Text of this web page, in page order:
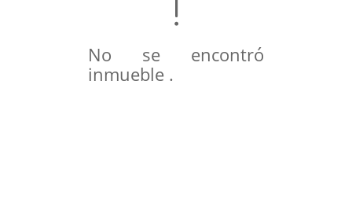
No se encontró
inmueble .